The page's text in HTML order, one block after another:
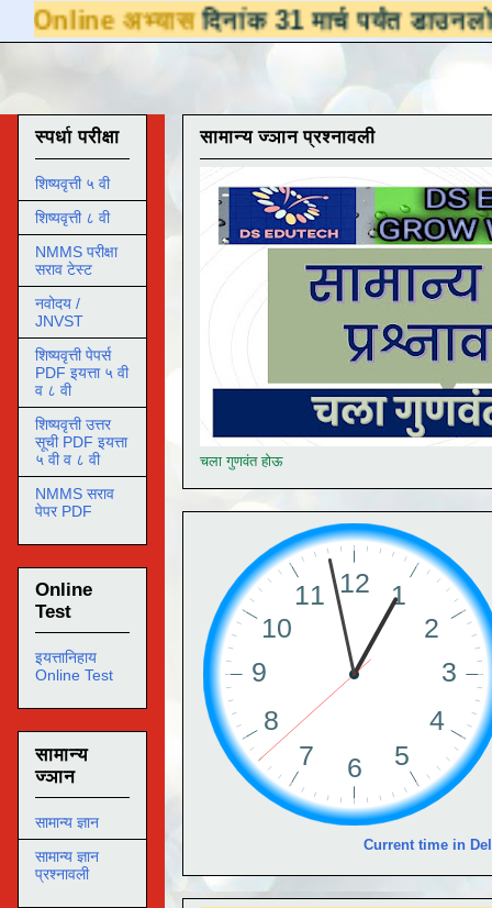
दिनांक 31 मार्च पर्यंत डाउनलोडसाठी
सामान्य ज्ञान प्रश्नावली
चला गुणवंत होऊ
Current time in
स्पर्धा परीक्षा
शिष्यवृत्ती ५ वी
शिष्यवृत्ती ८ वी
NMMS परीक्षा
सराव टेस्ट
नवोदय /
JNVST
शिष्यवृत्ती पेपर्स
PDF इयत्ता ५ वी
व ८ वी
शिष्यवृत्ती उत्तर
सूची PDF इयत्ता
५ वी व ८ वी
NMMS सराव
पेपर PDF
Online
Test
इयत्तानिहाय
Online Test
सामान्य
ज्ञान
सामान्य ज्ञान
सामान्य ज्ञान
प्रश्नावली